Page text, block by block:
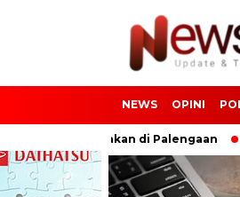
NEWS OPINI
Tabrakan di Palengaan Tragedi